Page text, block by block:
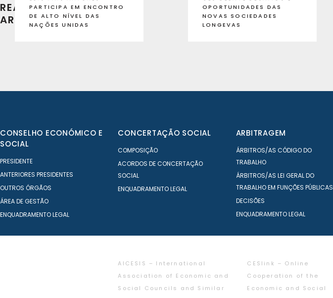
READ RECENT
ARTICLES
PARTICIPA EM ENCONTRO
DE ALTO NÍVEL DAS
NAÇÕES UNIDAS
OPORTUNIDADES DAS
NOVAS SOCIEDADES
LONGEVAS
CONSELHO ECONÓMICO E
SOCIAL
PRESIDENTE
ANTERIORES PRESIDENTES
OUTROS ÓRGÃOS
ÁREA DE GESTÃO
ENQUADRAMENTO LEGAL
CONCERTAÇÃO SOCIAL
COMPOSIÇÃO
ACORDOS DE CONCERTAÇÃO
SOCIAL
ENQUADRAMENTO LEGAL
ARBITRAGEM
ÁRBITROS/AS CÓDIGO DO
TRABALHO
ÁRBITROS/AS LEI GERAL DO
TRABALHO EM FUNÇÕES PÚBLICAS
DECISÕES
ENQUADRAMENTO LEGAL
AICESIS – International
Association of Economic and
Social Councils and Similar
CESlink – Online
Cooperation of the
Economic and Social